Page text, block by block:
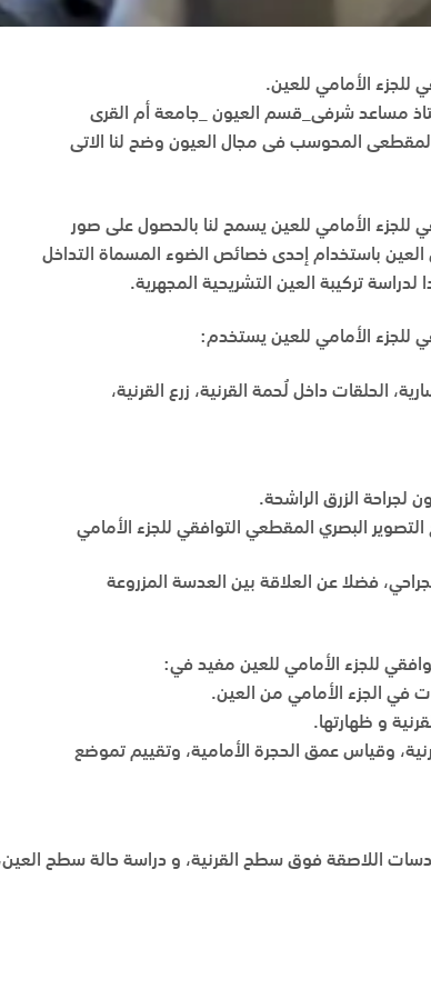
للجزء الأمامي للعين.
مساعد شرفى_قسم العيون _جامعة أم القرى
المقطعى المحوسب فى مجال العيون وضح لنا الاتى
للجزء الأمامي للعين يسمح لنا بالحصول على صور
العين باستخدام إحدى خصائص الضوء المسماة التداخل
لدراسة تركيبة العين التشريحية المجهرية.
للجزء الأمامي للعين يستخدم:
الحلقات داخل لُحمة القرنية، زرع القرنية،
لجراحة الزرق الراشحة.
البصري المقطعي التوافقي للجزء الأمامي
فضلا عن العلاقة بين العدسة المزروعة
للجزء الأمامي للعين مفيد في:
في الجزء الأمامي من العين.
و ظهارتها.
وقياس عمق الحجرة الأمامية، وتقييم تموضع
اللاصقة فوق سطح القرنية، و دراسة حالة سطح